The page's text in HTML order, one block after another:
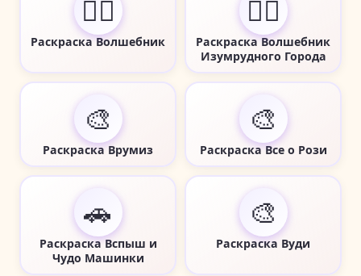
🧙‍♂️
Раскраска Волшебник
🧙‍♂️
Раскраска Волшебник
Изумрудного Города
🎨
Раскраска Врумиз
🎨
Раскраска Все о Рози
🚗
Раскраска Вспыш и
Чудо Машинки
🎨
Раскраска Вуди